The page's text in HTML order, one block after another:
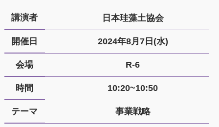
講演者 日本珪藻土協会
開催日 2024年8月7日(水)
会場 R-6
時間 10:20~10:50
テーマ 事業戦略